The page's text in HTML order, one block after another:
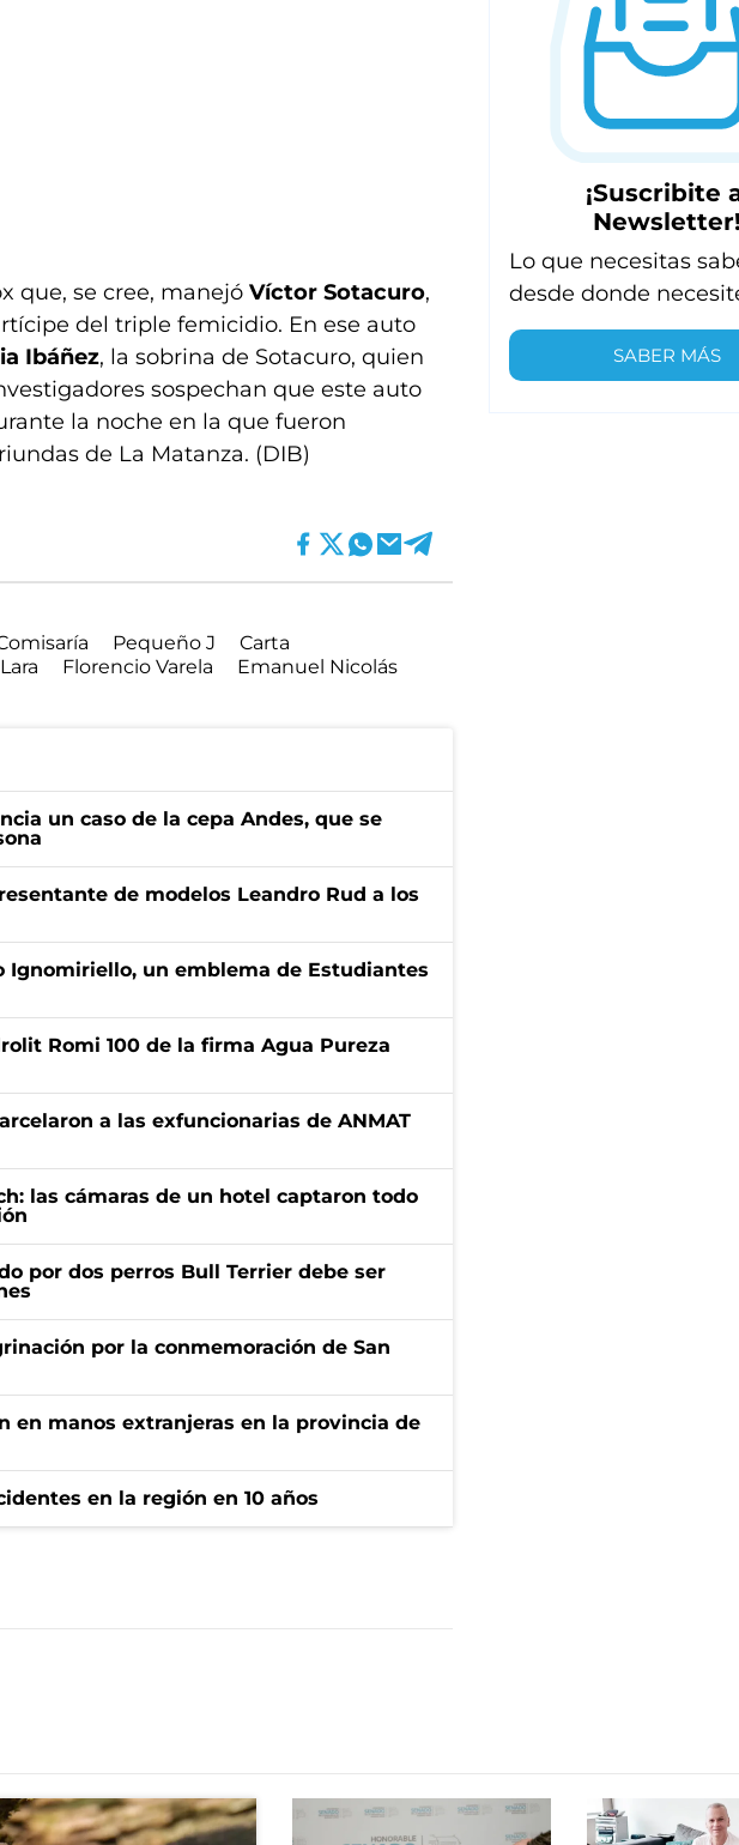
que, se cree, manejó Víctor Sotacuro,
del triple femicidio. En ese auto
Ibáñez, la sobrina de Sotacuro, quien
sospechan que este auto
la noche en la que fueron
de La Matanza. (DIB)
Pequeño J
Carta
Florencio Varela Emanuel Nicolás
un caso de la cepa Andes, que se
de modelos Leandro Rud a los
Ignomiriello, un emblema de Estudiantes
Romi 100 de la firma Agua Pureza
a las exfuncionarias de ANMAT
las cámaras de un hotel captaron todo
por dos perros Bull Terrier debe ser
por la conmemoración de San
en manos extranjeras en la provincia de
en la región en 10 años
¡Suscribite
Newsletter!
Lo que necesitas
desde donde
SABER MÁS